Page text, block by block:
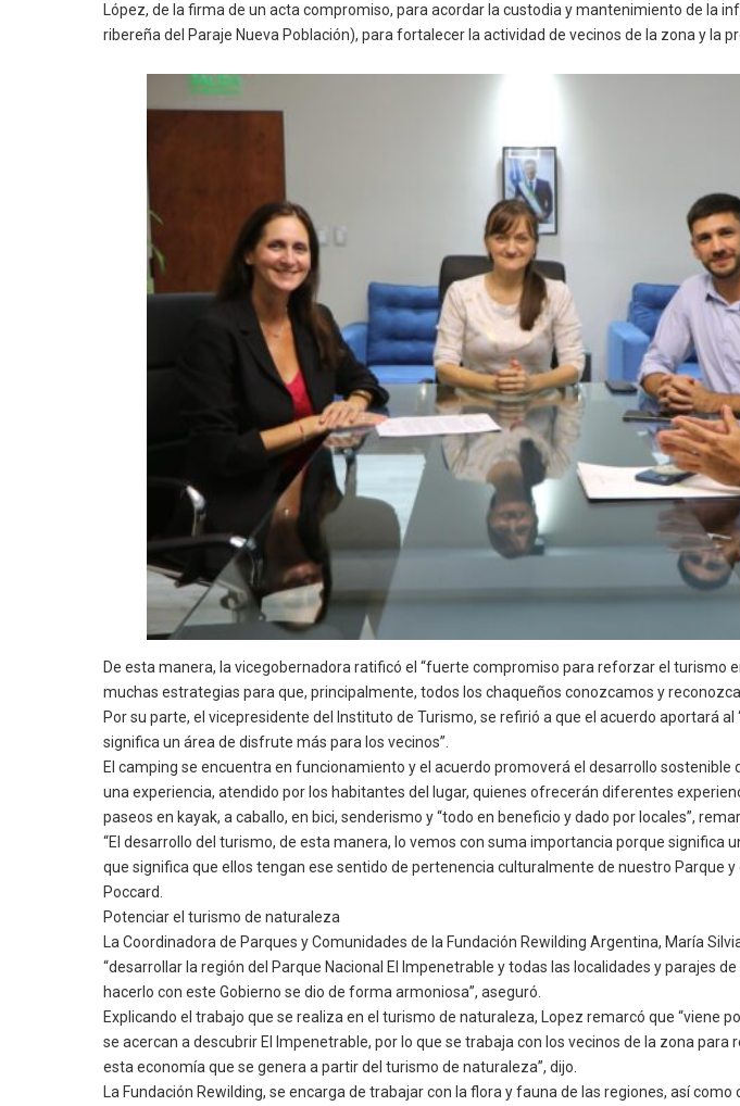
López, de la firma de un acta compromiso, para acordar la custodia y mantenimiento de la
ribereña del Paraje Nueva Población), para fortalecer la actividad de vecinos de la zona y la
De esta manera, la vicegobernadora ratificó el “fuerte compromiso para reforzar el
muchas estrategias para que, principalmente, todos los chaqueños conozcamos y
Por su parte, el vicepresidente del Instituto de Turismo, se refirió a que el acuerdo aportará
significa un área de disfrute más para los vecinos”.
El camping se encuentra en funcionamiento y el acuerdo promoverá el desarrollo
una experiencia, atendido por los habitantes del lugar, quienes ofrecerán diferentes
paseos en kayak, a caballo, en bici, senderismo y “todo en beneficio y dado por locales”,
“El desarrollo del turismo, de esta manera, lo vemos con suma importancia porque
que significa que ellos tengan ese sentido de pertenencia culturalmente de nuestro Parque
Poccard.
Potenciar el turismo de naturaleza
La Coordinadora de Parques y Comunidades de la Fundación Rewilding Argentina, María
“desarrollar la región del Parque Nacional El Impenetrable y todas las localidades y parajes
hacerlo con este Gobierno se dio de forma armoniosa”, aseguró.
Explicando el trabajo que se realiza en el turismo de naturaleza, Lopez remarcó que “viene
se acercan a descubrir El Impenetrable, por lo que se trabaja con los vecinos de la zona
esta economía que se genera a partir del turismo de naturaleza”, dijo.
La Fundación Rewilding, se encarga de trabajar con la flora y fauna de las regiones, así